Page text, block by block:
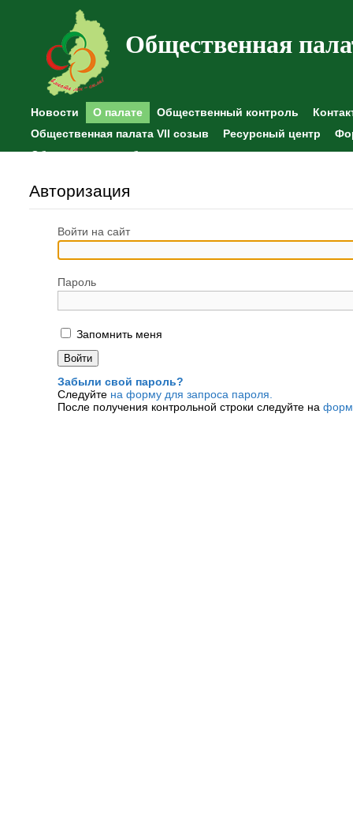
Общественная
Новости О палате Общественный контроль
Общественная палата VII созыв
Ресурсный центр
Общественные наблюдения
Авторизация
Войти на сайт
Пароль
Запомнить меня
Забыли свой пароль?
Следуйте на форму для запроса пароля.
После получения контрольной строки следуйте на